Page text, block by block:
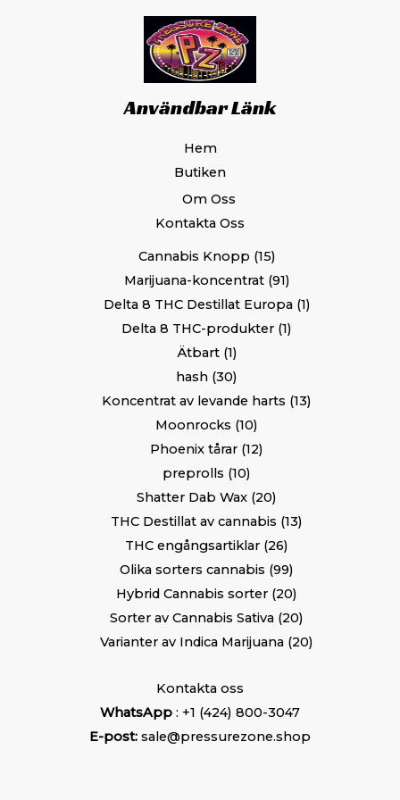
Användbar Länk
Hem
Butiken
Om Oss
Kontakta Oss
Cannabis Knopp 15
Marijuana-koncentrat 91
Delta 8 THC Destillat Europa 1
Delta 8 THC-produkter 1
Ätbart 1
hash 30
Koncentrat av levande harts 13
Moonrocks 10
Phoenix tårar 12
preprolls 10
Shatter Dab Wax 20
THC Destillat av cannabis 13
THC engångsartiklar 26
Olika sorters cannabis 99
Hybrid Cannabis sorter 20
Sorter av Cannabis Sativa 20
Varianter av Indica Marijuana 20
Kontakta oss
WhatsApp : +1 (424) 800-3047
E-post: sale@pressurezone.shop